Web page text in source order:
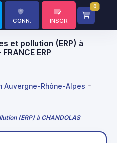
CONN. INSCR
0
et pollution (ERP) à
ERP
Rhône-Alpes
(ERP) à CHANDOLAS